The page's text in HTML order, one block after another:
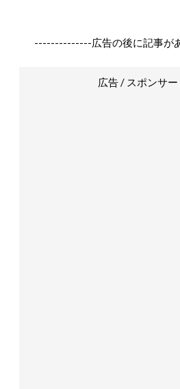
--------------広告の後に記事が
広告 / スポンサー